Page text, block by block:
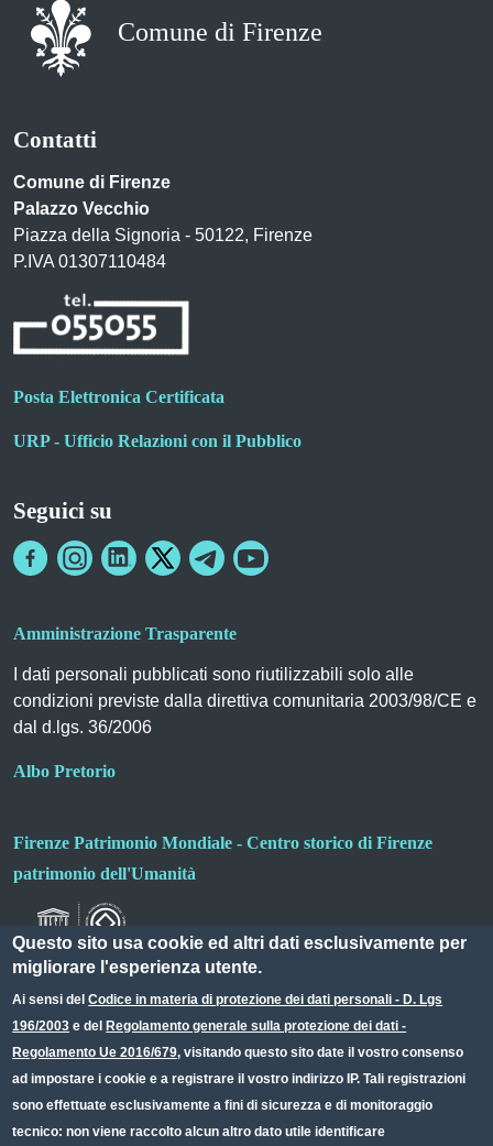
Comune di Firenze
Contatti
Comune di Firenze
Palazzo Vecchio
Piazza della Signoria - 50122, Firenze
P.IVA 01307110484
Posta Elettronica Certificata
URP - Ufficio Relazioni con il Pubblico
Seguici su
Amministrazione Trasparente
I dati personali pubblicati sono riutilizzabili solo alle
condizioni previste dalla direttiva comunitaria 2003/98/CE e
dal d.lgs. 36/2006
Albo Pretorio
Firenze Patrimonio Mondiale - Centro storico di Firenze
patrimonio dell'Umanità
Small prints
Useful links section
Redazione web
Privacy
Questo sito usa cookie ed altri dati esclusivamente per
migliorare l'esperienza utente.
Ai sensi delCodice in materia di protezione dei dati personali - D. Lgs
196/2003 e del Regolamento generale sulla protezione dei dati -
Regolamento Ue 2016/679, visitando questo sito date il vostro consenso
ad impostare i cookie e a registrare il vostro indirizzo IP. Tali registrazioni
sono effettuate esclusivamente a fini di sicurezza e di monitoraggio
tecnico: non viene raccolto alcun altro dato utile identificare